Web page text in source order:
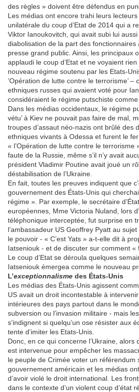
des règles » doivent être défendus en
Les médias ont encore trahi leurs
unilatérale du coup d’Etat de 2014 qui a
Viktor Ianoukovitch, qui avait subi lui
diabolisation de la part des fonctionnaires
presse grand public. Ainsi, les principaux
applaudi le coup d’Etat et ne voyaient
nouveau régime soutenu par les Etats-
’Opération de lutte contre le terrorisme’ –
ethniques russes qui avaient voté pour
considéraient le régime putschiste comme
Dans les médias occidentaux, le régime
vétu’ à Kiev ne pouvait pas faire de mal,
troupes d’assaut néo-nazis ont brûlé des
ethniques vivants à Odessa et furent le
« l’Opération de lutte contre le terrorisme
faute de la Russie, même s’il n’y avait
président Vladimir Poutine avait joué un
déstabilisation de l’Ukraine.
En fait, toutes les preuves indiquent que
gouvernement des États-Unis qui
régime ». Par exemple, le secrétaire
européennes, Mme Victoria Nuland, lors
téléphonique interceptée, fut surprise en
l’ambassadeur US Geoffrey Pyatt au
le pouvoir - « C’est Yats » a-t-elle dit à
Iatseniouk - et de discuter sur comment «
Le coup d’Etat se déroula quelques
Iatseniouk émergea comme le nouveau
L’exceptionnalisme des États-Unis
Les médias des États-Unis agissent
US avait un droit incontestable à
intérieures des pays partout dans le
subversion ou l’invasion militaire - mais
s’indignent si quelqu’un ose résister aux
tente d’imiter les Etats-Unis.
Donc, en ce qui concerne l’Ukraine, alors
est intervenue pour empêcher les
le peuple de Crimée voter un référendum
gouvernement américain et les médias
d’avoir violé le droit international. Les
dans le contexte d’un violent coup d’état